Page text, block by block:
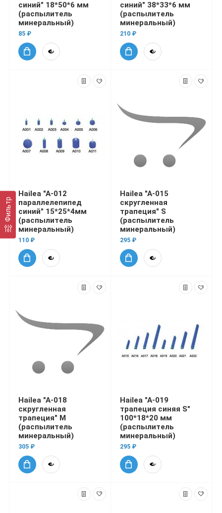
Фильтр
синий" 18*50*6 мм
(распылитель
минеральный)
85 ₽
синий" 38*33*6 мм
(распылитель
минеральный)
210 ₽
Hailea "A-012
параллелепипед
синий" 15*25*4мм
(распылитель
минеральный)
110 ₽
Hailea "A-015
скругленная
трапеция" S
(распылитель
минеральный)
295 ₽
Hailea "A-018
скругленная
трапеция" M
(распылитель
минеральный)
305 ₽
Hailea "A-019
трапеция синяя S"
100*18*20 мм
(распылитель
минеральный)
295 ₽